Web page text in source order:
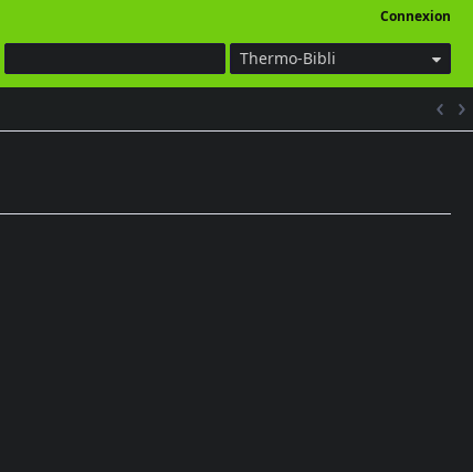
Connexion
Thermo-Bibli